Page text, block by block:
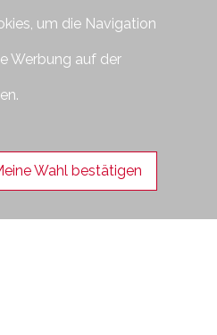
um die Navigation
Werbung auf der
Wahl bestätigen